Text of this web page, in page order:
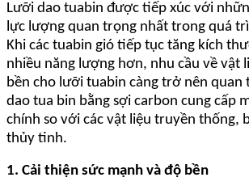
Lưỡi dao tuabin được tiếp xúc với
lực lượng quan trọng nhất trong quá
Khi các tuabin gió tiếp tục tăng kích
nhiều năng lượng hơn, nhu cầu về vật
bền cho lưỡi tuabin càng trở nên quan
dao tua bin bằng sợi carbon cung cấp
chính so với các vật liệu truyền thống,
thủy tinh.
1. Cải thiện sức mạnh và độ bền